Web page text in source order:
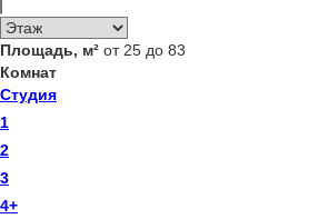
Площадь, м² от 25 до 83
Комнат
Студия
1
2
3
4+